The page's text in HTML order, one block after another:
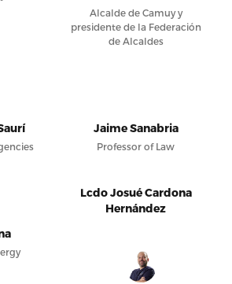
Alcalde de Camuy y
presidente de la Federación
de Alcaldes
Jaime Sanabria
Professor of Law
Lcdo Josué Cardona
Hernández